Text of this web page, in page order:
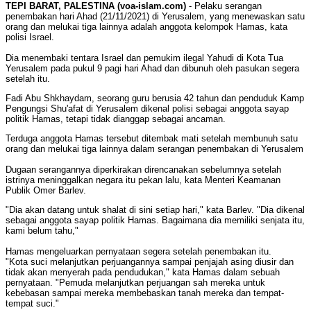
TEPI BARAT, PALESTINA (voa-islam.com) - Pelaku serangan
penembakan hari Ahad (21/11/2021) di Yerusalem, yang menewaskan satu
orang dan melukai tiga lainnya adalah anggota kelompok Hamas, kata
polisi Israel.
Dia menembaki tentara Israel dan pemukim ilegal Yahudi di Kota Tua
Yerusalem pada pukul 9 pagi hari Ahad dan dibunuh oleh pasukan segera
setelah itu.
Fadi Abu Shkhaydam, seorang guru berusia 42 tahun dan penduduk Kamp
Pengungsi Shu'afat di Yerusalem dikenal polisi sebagai anggota sayap
politik Hamas, tetapi tidak dianggap sebagai ancaman.
Terduga anggota Hamas tersebut ditembak mati setelah membunuh satu
orang dan melukai tiga lainnya dalam serangan penembakan di Yerusalem
Dugaan serangannya diperkirakan direncanakan sebelumnya setelah
istrinya meninggalkan negara itu pekan lalu, kata Menteri Keamanan
Publik Omer Barlev.
"Dia akan datang untuk shalat di sini setiap hari," kata Barlev. "Dia dikenal
sebagai anggota sayap politik Hamas. Bagaimana dia memiliki senjata itu,
kami belum tahu,"
Hamas mengeluarkan pernyataan segera setelah penembakan itu.
"Kota suci melanjutkan perjuangannya sampai penjajah asing diusir dan
tidak akan menyerah pada pendudukan," kata Hamas dalam sebuah
pernyataan. "Pemuda melanjutkan perjuangan sah mereka untuk
kebebasan sampai mereka membebaskan tanah mereka dan tempat-
tempat suci."